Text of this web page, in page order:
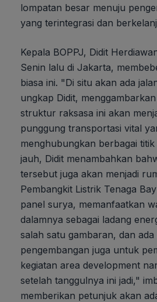
lompatan besar menuju
yang terintegrasi dan
Kepala BOPPJ, Didit
Senin lalu di Jakarta,
biasa ini. "Di situ akan ada
ungkap Didit,
struktur raksasa ini akan
punggung transportasi vital
menghubungkan berbagai
jauh, Didit menambahkan
tersebut juga akan menjadi
Pembangkit Listrik Tenaga
panel surya, memanfaatkan
dalamnya sebagai ladang
salah satu gambaran, dan ada
pengembangan juga untuk
kegiatan area development
setelah tanggulnya ini jadi,"
memberikan petunjuk akan